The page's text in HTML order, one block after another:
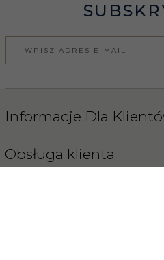
Informacje Dla
Obsługa klienta